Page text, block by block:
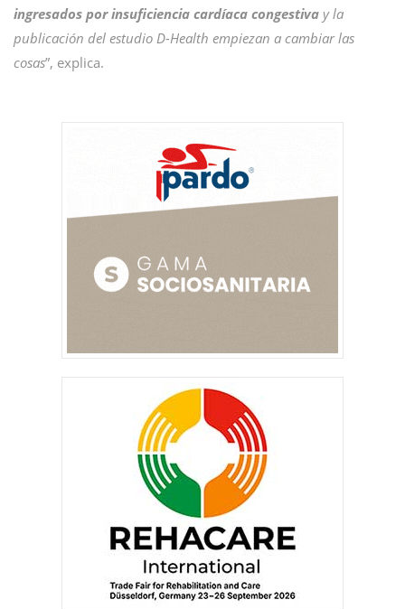
ingresados por insuficiencia cardíaca congestiva y la
publicación del estudio D-Health empiezan a cambiar las
cosas”, explica.